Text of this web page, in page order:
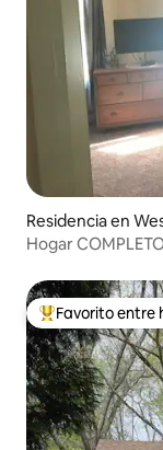
Residencia en
Hogar
De los mejores
Favorito entre